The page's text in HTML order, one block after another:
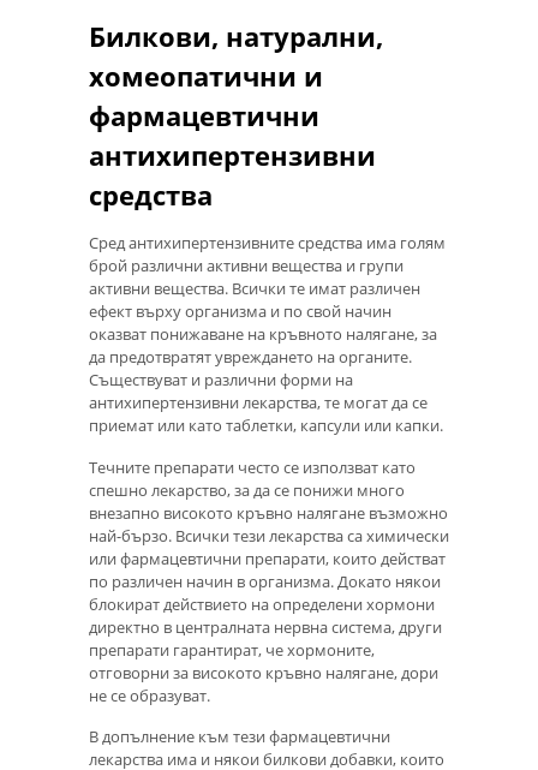
Билкови, натурални,
хомеопатични и
фармацевтични
антихипертензивни
средства
Сред антихипертензивните средства има голям
брой различни активни вещества и групи
активни вещества. Всички те имат различен
ефект върху организма и по свой начин
оказват понижаване на кръвното налягане, за
да предотвратят увреждането на органите.
Съществуват и различни форми на
антихипертензивни лекарства, те могат да се
приемат или като таблетки, капсули или капки.
Течните препарати често се използват като
спешно лекарство, за да се понижи много
внезапно високото кръвно налягане възможно
най-бързо. Всички тези лекарства са химически
или фармацевтични препарати, които действат
по различен начин в организма. Докато някои
блокират действието на определени хормони
директно в централната нервна система, други
препарати гарантират, че хормоните,
отговорни за високото кръвно налягане, дори
не се образуват.
В допълнение към тези фармацевтични
лекарства има и някои билкови добавки, които